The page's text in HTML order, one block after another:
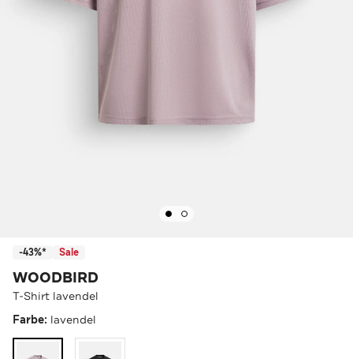
-43%* Sale
WOODBIRD
T-Shirt lavendel
Farbe: lavendel